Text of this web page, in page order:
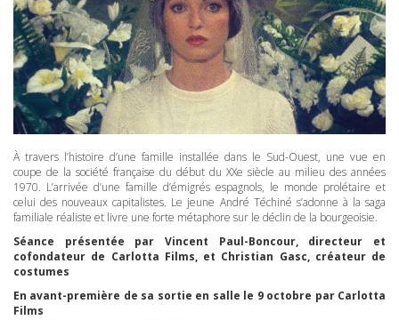
À travers l’histoire d’une famille installée dans le Sud-Ouest, une vue en
coupe de la société française du début du XXe siècle au milieu des années
1970. L’arrivée d’une famille d’émigrés espagnols, le monde prolétaire et
celui des nouveaux capitalistes. Le jeune André Téchiné s’adonne à la saga
familiale réaliste et livre une forte métaphore sur le déclin de la bourgeoisie.
Séance présentée par Vincent Paul-Boncour, directeur et
cofondateur de Carlotta Films, et Christian Gasc, créateur de
costumes
En avant-première de sa sortie en salle le 9 octobre par Carlotta
Films